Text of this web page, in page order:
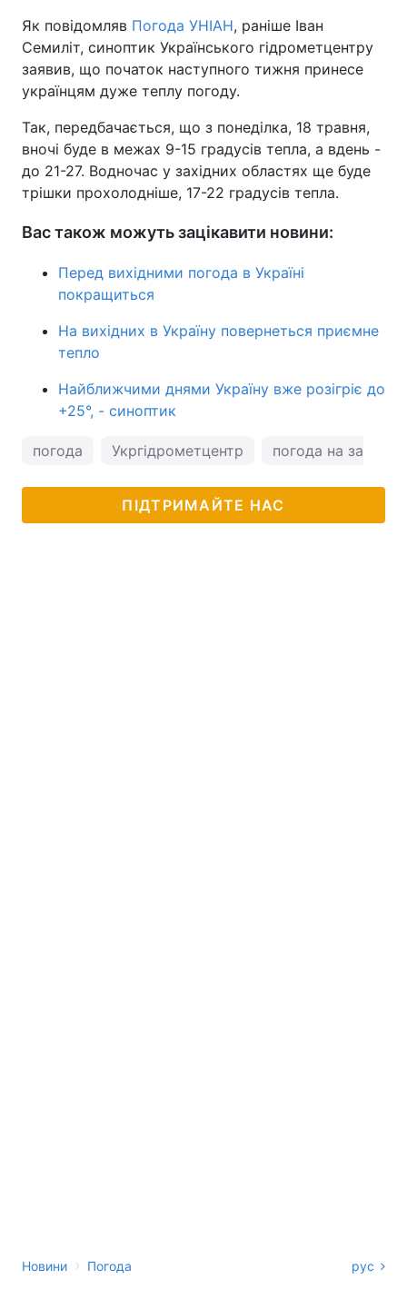
Як повідомляв Погода УНІАН, раніше Іван
Семиліт, синоптик Українського гідрометцентру
заявив, що початок наступного тижня принесе
українцям дуже теплу погоду.
Так, передбачається, що з понеділка, 18 травня,
вночі буде в межах 9-15 градусів тепла, а вдень -
до 21-27. Водночас у західних областях ще буде
трішки прохолодніше, 17-22 градусів тепла.
Вас також можуть зацікавити новини:
Перед вихідними погода в Україні
покращиться
На вихідних в Україну повернеться приємне
тепло
Найближчими днями Україну вже розігріє до
+25°, - синоптик
погода Укргідрометцентр погода на завтра
ПІДТРИМАЙТЕ НАС
Новини › Погода рус